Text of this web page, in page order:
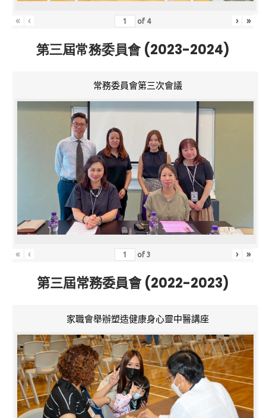
« ‹ of 4 › »
第三屆常務委員會 (2023-2024)
常務委員會第三次會議
« ‹ of3 › »
第三屆常務委員會 (2022-2023)
家職會舉辦塑造健康身心靈中醫講座